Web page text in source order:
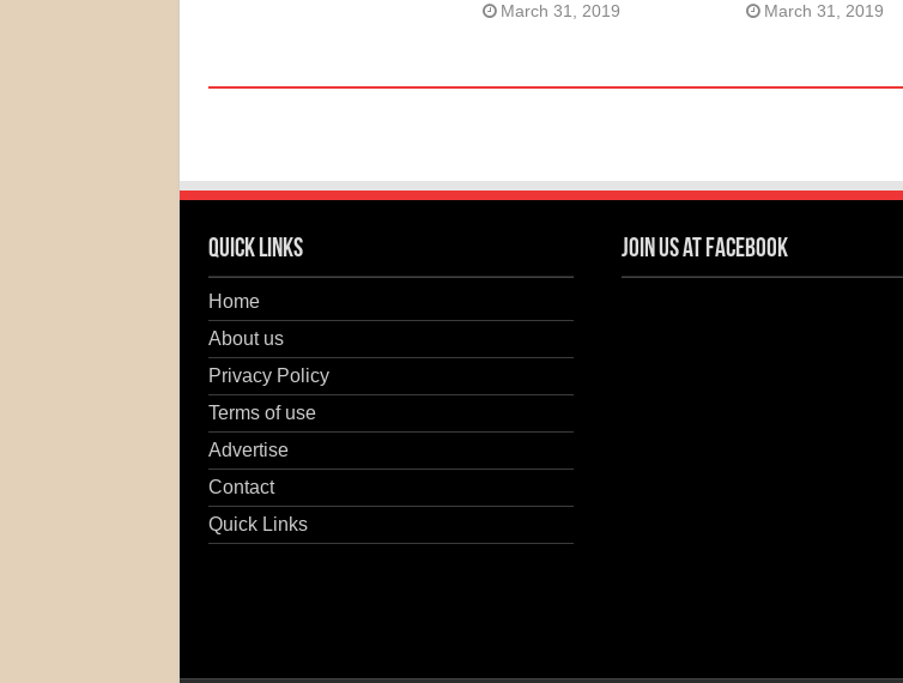
March 31, 2019 March 31, 2019
Quick Links
Home
About us
Privacy Policy
Terms of use
Advertise
Contact
Quick Links
Join us at Facebook